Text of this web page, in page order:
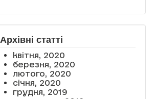
Архівні статті
квітня, 2020
березня, 2020
лютого, 2020
січня, 2020
грудня, 2019